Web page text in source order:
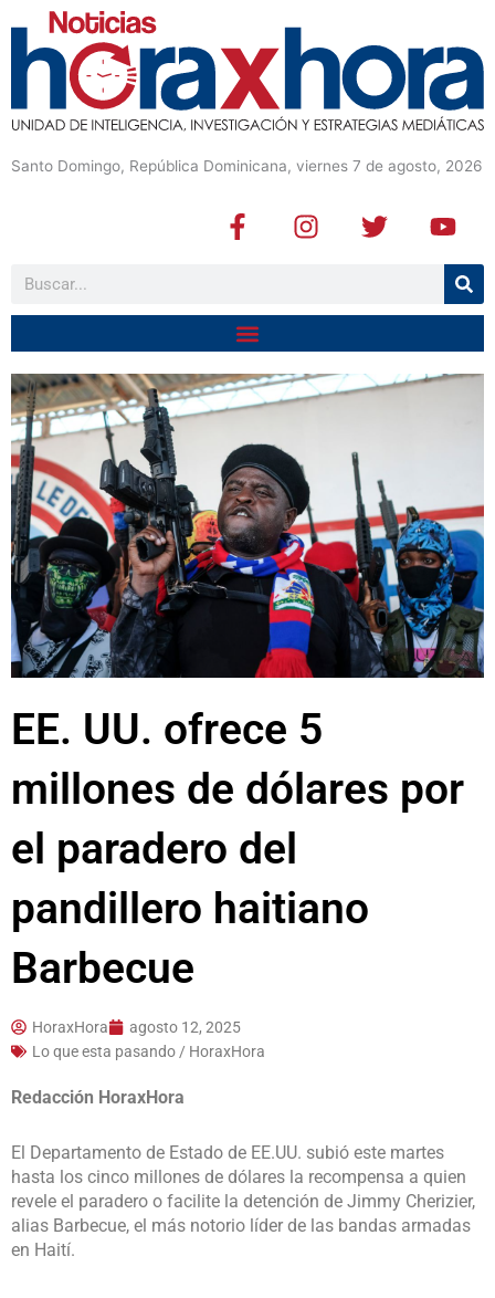
Santo Domingo, República Dominicana, viernes 7 de agosto, 2026
F
a
b
o
o
k
f
I
n
a
g
r
a
T
w
t
e
r
Y
o
u
u
b
e
Buscar
EE. UU. ofrece 5
millones de dólares por
el paradero del
pandillero haitiano
Barbecue
HoraxHora
agosto 12, 2025
Lo que esta pasando / HoraxHora
Redacción HoraxHora
El Departamento de Estado de EE.UU. subió este martes
hasta los cinco millones de dólares la recompensa a quien
revele el paradero o facilite la detención de Jimmy Cherizier,
alias Barbecue, el más notorio líder de las bandas armadas
en Haití.